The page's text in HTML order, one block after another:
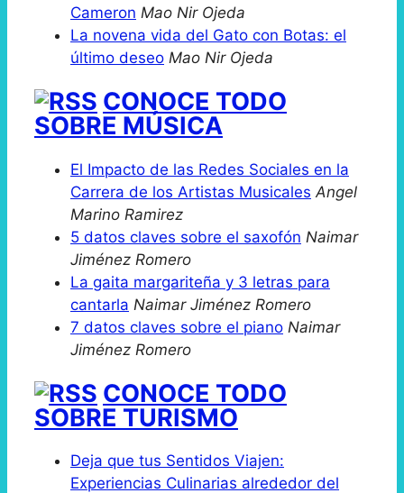
Cameron Mao Nir Ojeda
La novena vida del Gato con Botas: el
último deseo Mao Nir Ojeda
CONOCE TODO
SOBRE MÚSICA
El Impacto de las Redes Sociales en la
Carrera de los Artistas Musicales Angel
Marino Ramirez
5 datos claves sobre el saxofón Naimar
Jiménez Romero
La gaita margariteña y 3 letras para
cantarla Naimar Jiménez Romero
7 datos claves sobre el piano Naimar
Jiménez Romero
CONOCE TODO
SOBRE TURISMO
Deja que tus Sentidos Viajen:
Experiencias Culinarias alrededor del